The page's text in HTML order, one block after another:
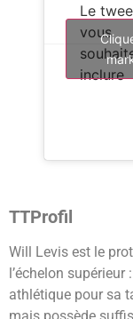
Le
vous
inclure
TTProfil
Will Levis est le
l’échelon
athlétique pour sa